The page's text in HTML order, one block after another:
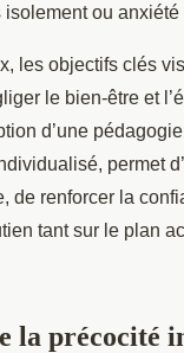
ou anxiété
les objectifs clés
le bien-être et
d’une
permet
de renforcer la
tant sur le plan
la précocité